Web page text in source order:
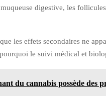
digestive, les
les effets secondaires ne
le suivi médical et
du cannabis possède des